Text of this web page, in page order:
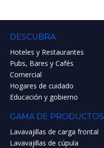
DESCUBRA
Hoteles y Restaurantes
Pubs, Bares y Cafés
Comercial
Hogares de cuidado
Educación y gobierno
GAMA DE PRODUCTOS
Lavavajillas de carga frontal
Lavavajillas de cúpula